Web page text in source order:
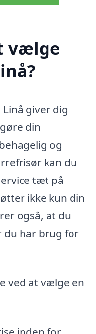
vælge
giver dig
din
og
kan du
tæt på
ikke kun din
også, at du
du har brug for
ved at vælge en